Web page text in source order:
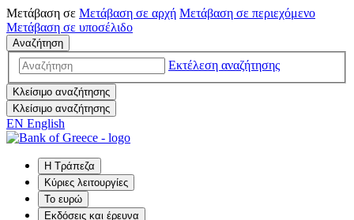
Μετάβαση σε Μετάβαση σε αρχή Μετάβαση σε περιεχόμενο
Μετάβαση σε υποσέλιδο
Αναζήτηση
Εκτέλεση αναζήτησης
Κλείσιμο αναζήτησης
Κλείσιμο αναζήτησης
EN English
Η Τράπεζα
Κύριες λειτουργίες
Το ευρώ
Εκδόσεις και έρευνα